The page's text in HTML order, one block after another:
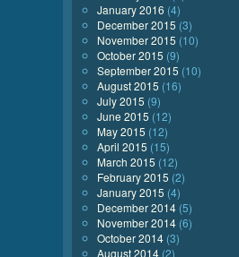
January 2016 (4)
December 2015 (3)
November 2015 (10)
October 2015 (9)
September 2015 (10)
August 2015 (16)
July 2015 (9)
June 2015 (12)
May 2015 (12)
April 2015 (15)
March 2015 (12)
February 2015 (2)
January 2015 (4)
December 2014 (5)
November 2014 (6)
October 2014 (3)
August 2014 (2)